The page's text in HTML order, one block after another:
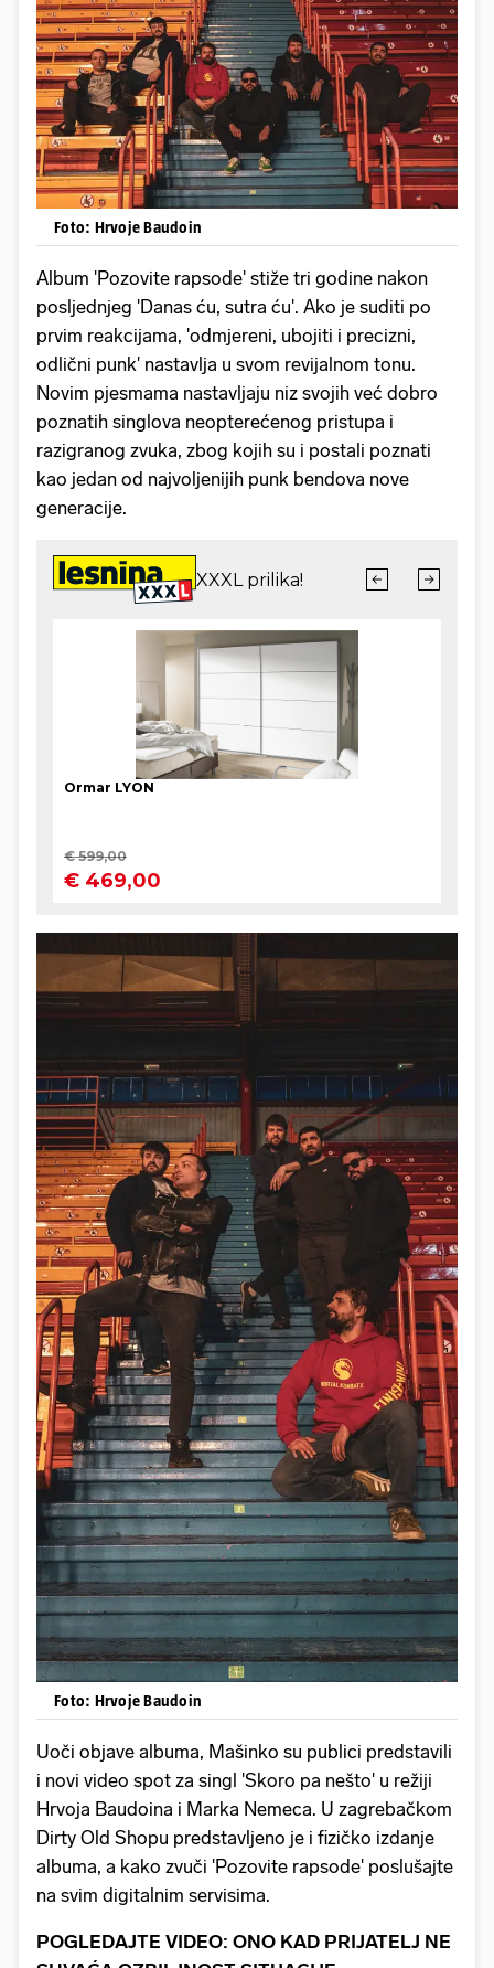
Foto: Hrvoje Baudoin
Album 'Pozovite rapsode' stiže tri godine nakon
posljednjeg 'Danas ću, sutra ću'. Ako je suditi po
prvim reakcijama, 'odmjereni, ubojiti i precizni,
odlični punk' nastavlja u svom revijalnom tonu.
Novim pjesmama nastavljaju niz svojih već dobro
poznatih singlova neopterećenog pristupa i
razigranog zvuka, zbog kojih su i postali poznati
kao jedan od najvoljenijih punk bendova nove
generacije.
Foto: Hrvoje Baudoin
Uoči objave albuma, Mašinko su publici predstavili
i novi video spot za singl 'Skoro pa nešto' u režiji
Hrvoja Baudoina i Marka Nemeca. U zagrebačkom
Dirty Old Shopu predstavljeno je i fizičko izdanje
albuma, a kako zvuči 'Pozovite rapsode' poslušajte
na svim digitalnim servisima.
POGLEDAJTE VIDEO: ONO KAD PRIJATELJ NE